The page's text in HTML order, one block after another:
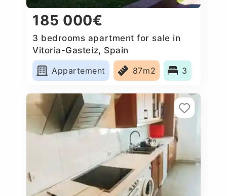
185 000€
3 bedrooms apartment for sale in
Vitoria-Gasteiz, Spain
Appartement
87m2 3